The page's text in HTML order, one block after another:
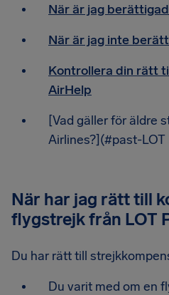
När är jag
När är jag inte
Kontrollera din rätt
AirHelp
[Vad gäller för äldre
Airlines?](#past-
När har jag rätt till
flygstrejk från LOT
Du har rätt till
Du varit med om en